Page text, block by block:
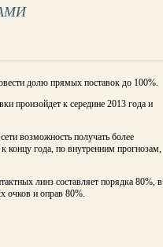
долю прямых поставок до 100%.
произойдет к середине 2013 года и
возможность получать более
концу года, по внутренним прогнозам,
линз составляет порядка 80%, в
очков и оправ 80%.